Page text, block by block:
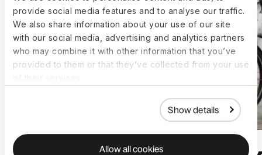
provide social media features and to analyse our traffic.
We also share information about your use of our site
with our social media, advertising and analytics partners
who may combine it with other information that you’ve
provided to them or that they’ve collected from your use
Show details
Allow all cookies